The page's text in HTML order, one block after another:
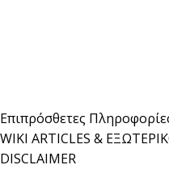
Επιπρόσθετες
WIKI ARTICLES &
DISCLAIMER